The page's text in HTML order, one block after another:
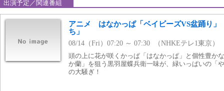
出演予定／関連番組
アニメ はなかっぱ「ベイビーズVS盆踊り」
ち」
08/14（Fri）07:20 ～ 07:30 （NHKEテレ1東京）
頭の上に花が咲くかっぱ「はなかっぱ」と個性豊か
か蘭」を狙う黒羽屋蝶兵衛一味が、緑いっぱいの「
の大騒ぎ！